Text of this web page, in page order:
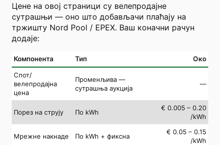
Цене на овој страници су велепродајне
сутрашњи — оно што добављачи плаћају на
тржишту Nord Pool / EPEX. Ваш коначни рачун
додаје:
Компонента Тип Око
Спот/
велепродајна
цена
Променљива —
сутрашња аукција
—
Порез на струју По kWh
€ 0.005 – 0.20
/kWh
Мрежне накнаде По kWh + фиксна
€ 0.05 – 0.15
/kWh